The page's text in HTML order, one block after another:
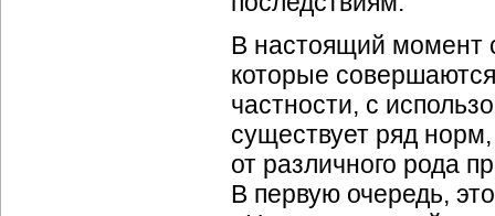
В настоящий момент
которые
частности, с
существует ряд
от различного рода
В первую очередь,